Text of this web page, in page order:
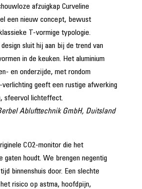
afzuigkap Curveline
een nieuw concept, bewust
T-vormige typologie.
sluit hij aan bij de trend van
in de keuken. Het aluminium
en onderzijde, met rondom
geeft een rustige afwerking
sfeervol lichteffect.
Ablufttechnik GmbH, Duitsland
CO2-monitor die het
gaten houdt. We brengen negentig
binnenshuis door. Een slechte
risico op astma, hoofdpijn,